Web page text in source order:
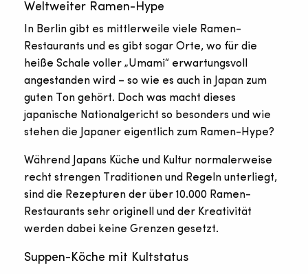
Weltweiter Ramen-Hype
In Berlin gibt es mittlerweile viele Ramen-
Restaurants und es gibt sogar Orte, wo für die
heiße Schale voller „Umami“ erwartungsvoll
angestanden wird – so wie es auch in Japan zum
guten Ton gehört. Doch was macht dieses
japanische Nationalgericht so besonders und wie
stehen die Japaner eigentlich zum Ramen-Hype?
Während Japans Küche und Kultur normalerweise
recht strengen Traditionen und Regeln unterliegt,
sind die Rezepturen der über 10.000 Ramen-
Restaurants sehr originell und der Kreativität
werden dabei keine Grenzen gesetzt.
Suppen-Köche mit Kultstatus